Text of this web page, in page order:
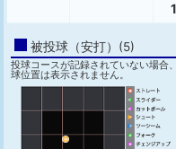
被投球（安打）(5)
投球コースが記録されていない場合
球位置は表示されません。